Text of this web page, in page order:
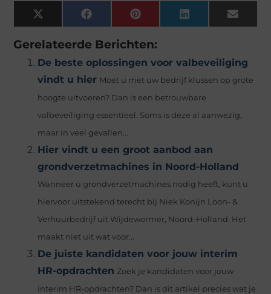
X
(Twitter)
FacebookPinterest LinkedIn Email
Gerelateerde Berichten:
De beste oplossingen voor valbeveiliging
vindt u hier Moet u met uw bedrijf klussen op grote
hoogte uitvoeren? Dan is een betrouwbare
valbeveiliging essentieel. Soms is deze al aanwezig,
maar in veel gevallen...
Hier vindt u een groot aanbod aan
grondverzetmachines in Noord-Holland
Wanneer u grondverzetmachines nodig heeft, kunt u
hiervoor uitstekend terecht bij Niek Konijn Loon- &
Verhuurbedrijf uit Wijdewormer, Noord-Holland. Het
maakt niet uit wat voor...
De juiste kandidaten voor jouw interim
HR-opdrachten Zoek je kandidaten voor jouw
interim HR-opdrachten? Dan is dit artikel precies wat je